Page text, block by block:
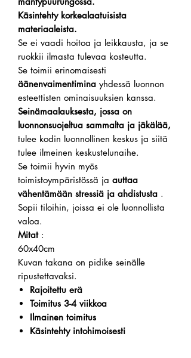
Käsintehty korkealaatuisista
materiaaleista.
Se ei vaadi hoitoa ja leikkausta, ja se
ruokkii ilmasta tulevaa kosteutta.
Se toimii erinomaisesti
äänenvaimentimina yhdessä luonnon
esteettisten ominaisuuksien kanssa.
Seinämaalauksesta, jossa on
luonnonsuojeltua sammalta ja jäkälää,
tulee kodin luonnollinen keskus ja siitä
tulee ilmeinen keskustelunaihe.
Se toimii hyvin myös
toimistoympäristössä ja auttaa
vähentämään stressiä ja ahdistusta .
Sopii tiloihin, joissa ei ole luonnollista
valoa.
Mitat:
60x40cm
Kuvan takana on pidike seinälle
ripustettavaksi.
Rajoitettu erä
Toimitus 3-4 viikkoa
Ilmainen toimitus
Käsintehty intohimoisesti